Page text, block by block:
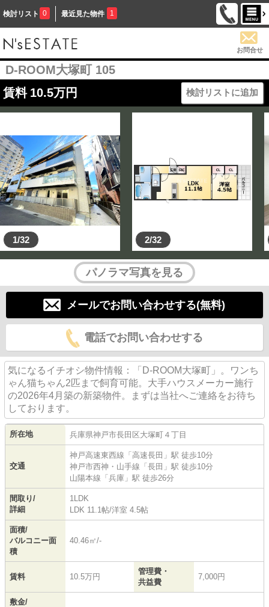
検討リスト 0 最近見た物件 1
お問合せ
D-ROOM大塚町 105
賃料 10.5万円 検討リストに追加
1/32 2/32
パノラマ写真を見る
メールでお問い合わせする(無料)
電話でお問い合わせする
気になるイチオシ物件情報：「D-ROOM大塚町」。ワンち
ゃん猫ちゃん2匹まで飼育可能。大手ハウスメーカー施行
の2026年4月築の新築物件。まずは当社へご連絡をお待ち
しております。
所在地 兵庫県神戸市長田区大塚町 ４丁目
交通
神戸高速東西線 「 高速長田 」駅 徒歩10分
神戸市西神・山手線 「 長田 」駅 徒歩10分
山陽本線 「 兵庫 」駅 徒歩26分
間取り/
詳細
1LDK
LDK 11.1帖/洋室 4.5帖
面積/
バルコニー面
積
40.46㎡/-
賃料 10.5万円
管理費・
共益費
7,000円
敷金/